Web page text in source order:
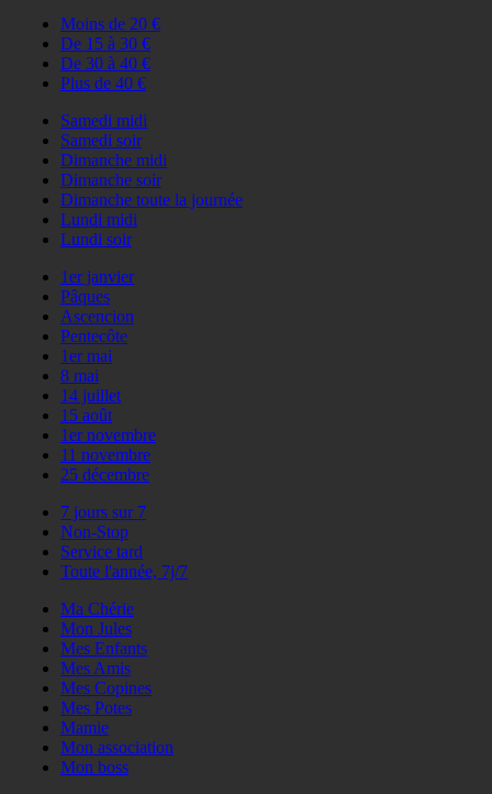
Moins de 20 €
De 15 à 30 €
De 30 à 40 €
Plus de 40 €
Samedi midi
Samedi soir
Dimanche midi
Dimanche soir
Dimanche toute la journée
Lundi midi
Lundi soir
1er janvier
Pâques
Ascencion
Pentecôte
1er mai
8 mai
14 juillet
15 août
1er novembre
11 novembre
25 décembre
7 jours sur 7
Non-Stop
Service tard
Toute l'année, 7j/7
Ma Chérie
Mon Jules
Mes Enfants
Mes Amis
Mes Copines
Mes Potes
Mamie
Mon association
Mon boss